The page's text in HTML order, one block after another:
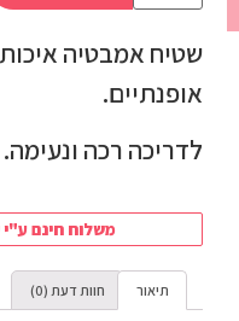
שטיח אמבטיה
אופנתיים.
לדריכה רכה ונעימה.
משלוח חינם ע"י
תיאור חוות דעת (0)